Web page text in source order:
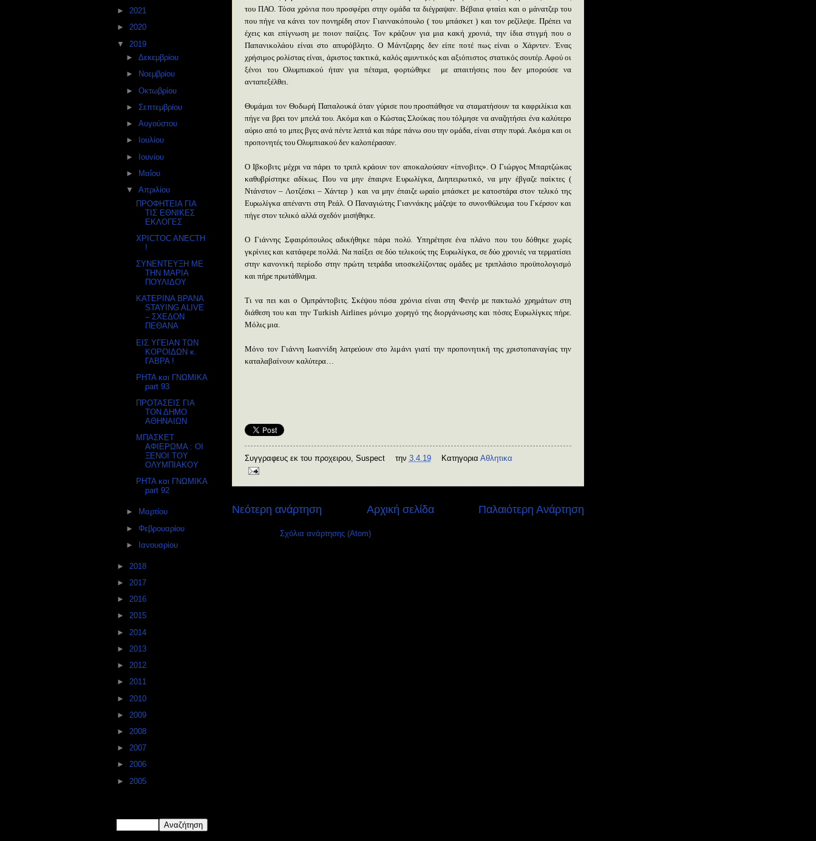
του ΠΑΟ. Τόσα χρόνια που προσφέρει στην ομάδα τα διέγραψαν. Βέβαια φταίει και ο μάνατζερ του
που πήγε να κάνει τον πονηρίδη στον Γιαννακόπουλο ( του μπάσκετ ) και τον ρεζίλεψε. Πρέπει να
έχεις και επίγνωση με ποιον παίζεις. Τον κράζουν για μια κακή χρονιά, την ίδια στιγμή που ο
Παπανικολάου είναι στο απυρόβλητο. Ο Μάντζαρης δεν είπε ποτέ πως είναι ο Χάρντεν. Ένας
χρήσιμος ρολίστας είναι, άριστος τακτικά, καλός αμυντικός και αξιόπιστος στατικός σουτέρ. Αφού οι
ξένοι του Ολυμπιακού ήταν για πέταμα, φορτώθηκε
με απαιτήσεις που δεν μπορούσε να
ανταπεξέλθει.
Θυμάμαι τον Θοδωρή Παπαλουκά όταν γύρισε που προσπάθησε να σταματήσουν τα καφριλίκια και
πήγε να βρει τον μπελά του. Ακόμα και ο Κώστας Σλούκας που τόλμησε να αναζητήσει ένα καλύτερο
αύριο από το μπες βγες ανά πέντε λεπτά και πάρε πάνω σου την ομάδα, είναι στην πυρά. Ακόμα και οι
προπονητές του Ολυμπιακού δεν καλοπέρασαν.
Ο Ιβκοβιτς μέχρι να πάρει το τριπλ κράουν τον αποκαλούσαν «ίπνοβιτς». Ο Γιώργος Μπαρτζώκας
καθυβρίστηκε αδίκως. Που να μην έπαιρνε Ευρωλίγκα, Διηπειρωτικό, να μην έβγαζε παίκτες (
Ντάνστον – Λοτζέσκι – Χάντερ ) και να μην έπαιζε ωραίο μπάσκετ με κατοστάρα στον τελικό της
Ευρωλίγκα απέναντι στη Ρεάλ. Ο Παναγιώτης Γιαννάκης μάζεψε το συνονθύλευμα του Γκέρσον και
πήγε στον τελικό αλλά σχεδόν μισήθηκε.
Ο Γιάννης Σφαιρόπουλος αδικήθηκε πάρα πολύ. Υπηρέτησε ένα πλάνο που του δόθηκε χωρίς
γκρίνιες και κατάφερε πολλά. Να παίξει σε δύο τελικούς της Ευρωλίγκα, σε δύο χρονιές να τερματίσει
στην κανονική περίοδο στην πρώτη τετράδα υποσκελίζοντας ομάδες με τριπλάσιο προϋπολογισμό
και πήρε πρωτάθλημα.
Τι να πει και ο Ομπράντοβιτς. Σκέψου πόσα χρόνια είναι στη Φενέρ με πακτωλό χρημάτων στη
διάθεση του και την Turkish Airlines μόνιμο χορηγό της διοργάνωσης και πόσες Ευρωλίγκες πήρε.
Μόλις μια.
Μόνο τον Γιάννη Ιωαννίδη λατρεύουν στο λιμάνι γιατί την προπονητική της χριστοπαναγίας την
καταλαβαίνουν καλύτερα…
Συγγραφευς εκ του προχειρου, Suspect την 3.4.19 Κατηγορια Αθλητικα
Νεότερη ανάρτηση Παλαιότερη Ανάρτηση
Αρχική σελίδα
Σχόλια ανάρτησης (Atom)
► 2021
► 2020
▼ 2019
►Δεκεμβρίου
►
Νοεμβρίου
►Οκτωβρίου
►Σεπτεμβρίου
►Αυγούστου
►
Ιουλίου
► Ιουνίου
►
Μαΐου
▼Απριλίου
ΠΡΟΦΗΤΕΙΑ ΓΙΑ
ΤΙΣ ΕΘΝΙΚΕΣ
ΕΚΛΟΓΕΣ
ΧΡΙCTOC ANECTH
!
ΣΥΝΕΝΤΕΥΞΗ ΜΕ
ΤΗΝ ΜΑΡΙΑ
ΠΟΥΛΙΔΟΥ
ΚΑΤΕΡΙΝΑ ΒΡΑΝΑ
STAYING ALIVE
– ΣΧΕΔΟΝ
ΠΕΘΑΝΑ
ΕΙΣ ΥΓΕΙΑΝ ΤΩΝ
ΚΟΡΟΙΔΩΝ κ.
ΓΑΒΡΑ !
ΡΗΤΑ και ΓΝΩΜΙΚΑ
part 93
ΠΡΟΤΑΣΕΙΣ ΓΙΑ
ΤΟΝ ΔΗΜΟ
ΑΘΗΝΑΙΩΝ
ΜΠΑΣΚΕΤ
ΑΦΙΕΡΩΜΑ : ΟΙ
ΞΕΝΟΙ ΤΟΥ
ΟΛΥΜΠΙΑΚΟΥ
ΡΗΤΑ και ΓΝΩΜΙΚΑ
part 92
► Μαρτίου
►Φεβρουαρίου
►
Ιανουαρίου
► 2018
► 2017
► 2016
► 2015
► 2014
► 2013
► 2012
► 2011
► 2010
► 2009
► 2008
► 2007
► 2006
► 2005